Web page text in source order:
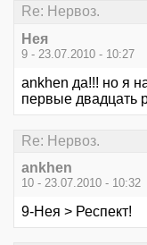
Re: Нервоз.
Нея
9 - 23.07.2010 - 10:27
ankhen да!!! но я
первые двадцать
Re: Нервоз.
ankhen
10 - 23.07.2010 - 10:32
9-Нея > Респект!